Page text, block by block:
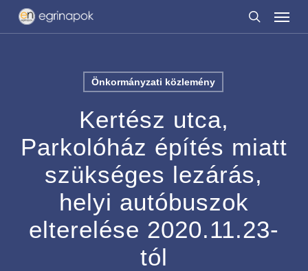
Skip
search
Menu
Önkormányzati közlemény
Kertész utca,
Parkolóház építés miatt
szükséges lezárás,
helyi autóbuszok
elterelése 2020.11.23-
tól